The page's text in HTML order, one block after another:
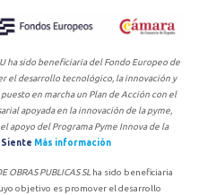
ha sido beneficiaria del Fondo Europeo de
el desarrollo tecnológico, la innovación y
en marcha un Plan de Acción con el
apoyada en la innovación de la pyme,
apoyo del Programa Pyme Innova de la
Más información
OBRAS PUBLICAS SL ha sido beneficiaria
objetivo es promover el desarrollo